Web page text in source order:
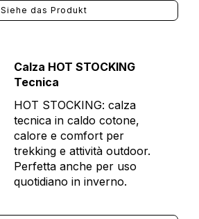
Siehe das Produkt
Calza HOT STOCKING
Tecnica
HOT STOCKING: calza
tecnica in caldo cotone,
calore e comfort per
trekking e attività outdoor.
Perfetta anche per uso
quotidiano in inverno.